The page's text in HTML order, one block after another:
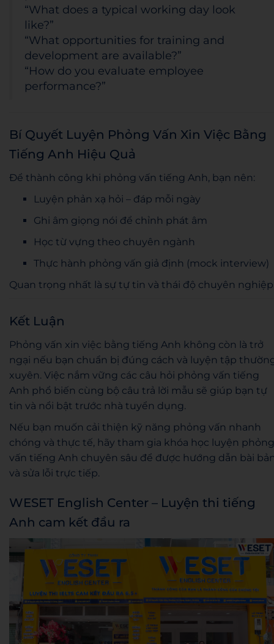
“What does a typical working day look
like?”
“What opportunities for training and
development are available?”
“How do you evaluate employee
performance?”
Bí Quyết Luyện Phỏng Vấn Xin Việc Bằng
Tiếng Anh Hiệu Quả
Để thành công khi phỏng vấn tiếng Anh, bạn nên:
Luyện phản xạ hỏi – đáp mỗi ngày
Ghi âm giọng nói để chỉnh phát âm
Học từ vựng theo chuyên ngành
Thực hành phỏng vấn giả định (mock interview)
Quan trọng nhất là sự tự tin và thái độ chuyên
Kết Luận
Phỏng vấn xin việc bằng tiếng Anh không còn là trở
ngại nếu bạn chuẩn bị đúng cách và luyện tập
xuyên. Việc nắm vững các câu hỏi phỏng vấn tiếng
Anh phổ biến cùng bộ câu trả lời mẫu sẽ giúp bạn tự
tin và nổi bật trước nhà tuyển dụng.
Nếu bạn muốn cải thiện kỹ năng phỏng vấn nhanh
chóng và thực tế, hãy tham gia khóa học luyện phỏng
vấn tiếng Anh chuyên sâu để được hướng dẫn bài
và sửa lỗi trực tiếp.
WESET English Center – Luyện thi tiếng
Anh cam kết đầu ra